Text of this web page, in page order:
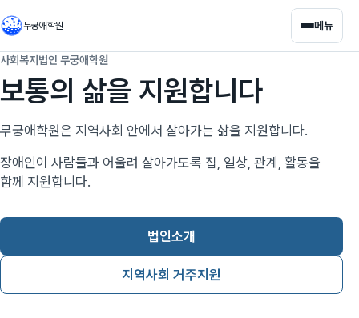
무궁애학원 메뉴
사회복지법인 무궁애학원
보통의 삶을 지원합니다
무궁애학원은 지역사회 안에서 살아가는 삶을 지원합니다.
장애인이 사람들과 어울려 살아가도록 집, 일상, 관계, 활동을
함께 지원합니다.
법인소개
지역사회 거주지원